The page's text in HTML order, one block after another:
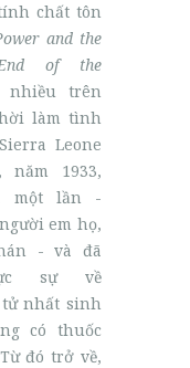
chất tôn
and the
of the
nhiều trên
làm tình
Leone
năm 1933,
một lần -
em họ,
- và đã
sự về
nhất sinh
có thuốc
đó trở về,